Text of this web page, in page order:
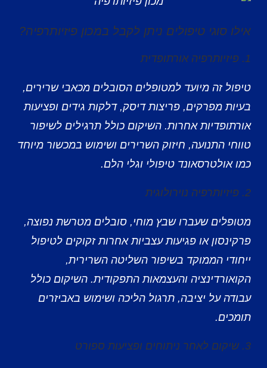
אילו סוגי טיפולים ניתן לקבל במכון פיזיותרפיה?
1. פיזיותרפיה אורתופדית
טיפול זה מיועד למטופלים הסובלים מכאבי שרירים,
בעיות מפרקים, פריצות דיסק, דלקות גידים ופציעות
אורתופדיות אחרות. השיקום כולל תרגילים לשיפור
טווחי התנועה, חיזוק השרירים ושימוש במכשור מיוחד
כמו אולטרסאונד טיפולי וגלי הלם.
2. פיזיותרפיה נוירולוגית
מטופלים שעברו שבץ מוחי, סובלים מטרשת נפוצה,
פרקינסון או פגיעות עצביות אחרות זקוקים לטיפול
ייחודי הממוקד בשיפור השליטה השרירית,
הקואורדינציה והעצמאות התפקודית. השיקום כולל
עבודה על יציבה, תרגול הליכה ושימוש באביזרים
תומכים.
3. שיקום לאחר ניתוחים ופציעות ספורט